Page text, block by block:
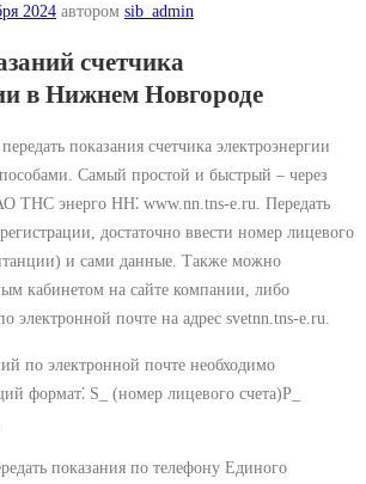
2024 автором sib_admin
счетчика
в Нижнем Новгороде
показания счетчика электроэнергии
Самый простой и быстрый – через
ТНС энерго НН⁚ www.nn.tns-e.ru. Передать
достаточно ввести номер лицевого
и сами данные. Также можно
кабинетом на сайте компании, либо
электронной почте на адрес svetnn.tns-e.ru.
по электронной почте необходимо
формат⁚ S_ (номер лицевого счета)P_
показания по телефону Единого